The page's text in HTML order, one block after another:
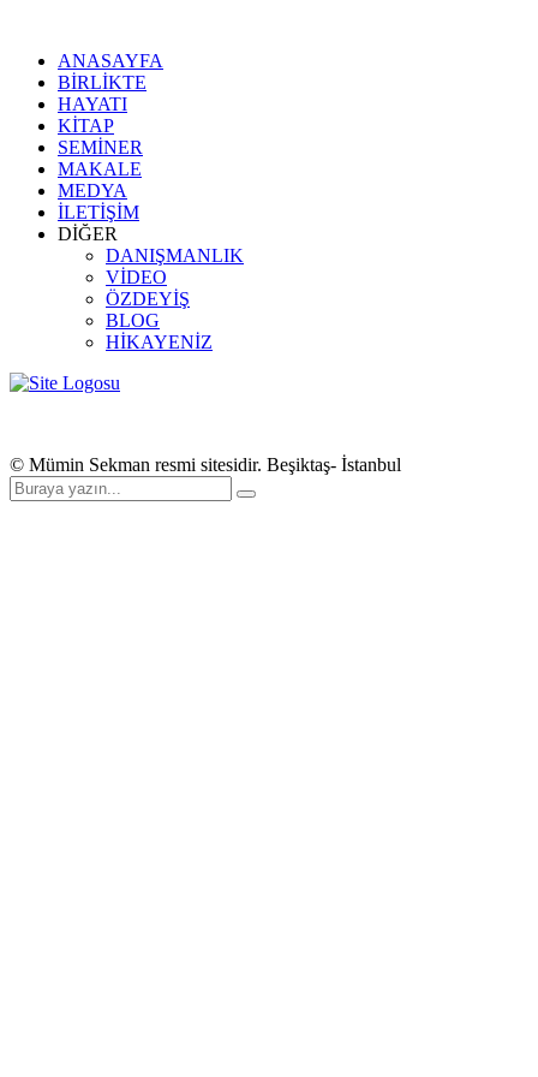
ANASAYFA
BİRLİKTE
HAYATI
KİTAP
SEMİNER
MAKALE
MEDYA
İLETİŞİM
DİĞER
DANIŞMANLIK
VİDEO
ÖZDEYİŞ
BLOG
HİKAYENİZ
© Mümin Sekman resmi sitesidir. Beşiktaş- İstanbul